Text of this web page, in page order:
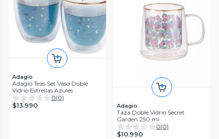
Adagio
Adagio Teas Set Vaso Doble
Vidrio Estrellas Azules
0(0)
$13.990 Adagio
Taza Doble Vidrio Secret
Garden 250 ml
0(0)
$10.990